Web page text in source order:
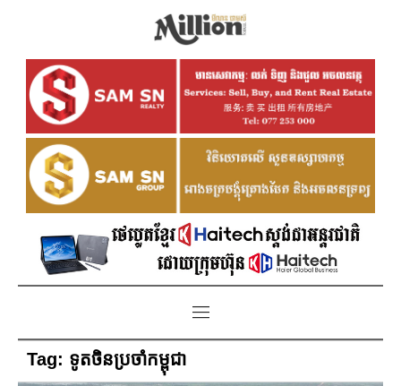
Tag: ទូតចិនប្រចាំកម្ពុជា